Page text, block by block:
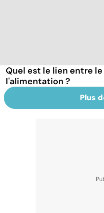
Quel est le lien entre
l'alimentation ?
Plus